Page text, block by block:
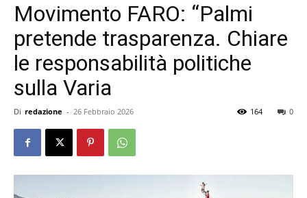
Movimento FARO: “Palmi
pretende trasparenza. Chiare
le responsabilità politiche
sulla Varia
Di redazione - 26 Febbraio 2026 0
164